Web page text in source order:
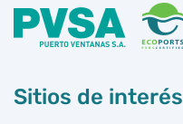
Sitios de interés